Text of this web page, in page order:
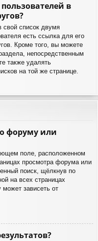
в
свой список двумя
есть ссылка для его
Кроме того, вы можете
непосредственным
также удалять
на той же странице.
форуму или
поле, расположенном
просмотра форума или
поиск, щёлкнув по
на всех страницах
зависеть от